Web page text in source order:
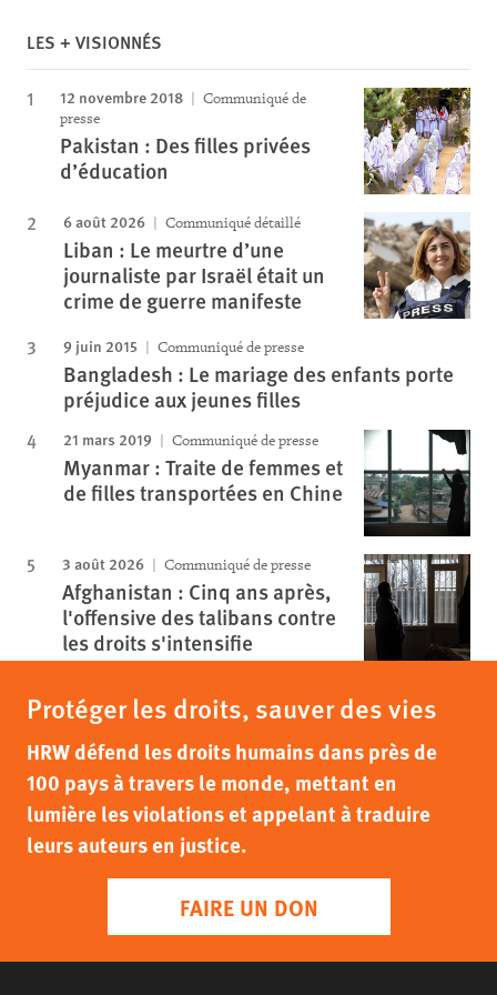
LES + VISIONNÉS
12 novembre 2018
Communiqué de
presse
Pakistan : Des filles privées
d’éducation
6 août 2026 Communiqué détaillé
Liban : Le meurtre d’une
journaliste par Israël était un
crime de guerre manifeste
9 juin 2015 Communiqué de presse
Bangladesh : Le mariage des enfants porte
préjudice aux jeunes filles
21 mars 2019 Communiqué de presse
Myanmar : Traite de femmes et
de filles transportées en Chine
3 août 2026 Communiqué de presse
Afghanistan : Cinq ans après,
l'offensive des talibans contre
les droits s'intensifie
Protéger les droits, sauver des vies
HRW défend les droits humains dans près de
100 pays à travers le monde, mettant en
lumière les violations et appelant à traduire
leurs auteurs en justice.
FAIRE UN DON